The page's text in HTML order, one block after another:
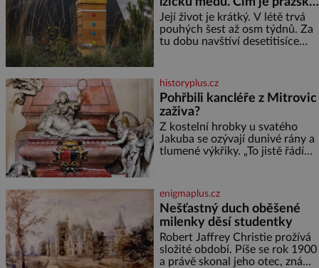
chvíle, co máme vnoučata, mi
dcera čím dál častěji volá o
pomoc, co se hlídání týče. Dalo
by se
med ze střech tak ceněný?
Její život je krátký. V létě trvá
pouhých šest až osm týdnů. Za
tu dobu navštíví desetitisíce
medu – zhruba jednu čajovou
lžičku. Sama o sobě se může
zdát bezvýznamná. Teprve když
se spojí s dalšími desítkami tisíc
příslušnic svého včelstva,
vznikne jeden z
nejdokonalejších organismů
historyplus.cz
Pohřbili kancléře z Mitrovic
zaživa?
Z kostelní hrobky u svatého
Jakuba se ozývají dunivé rány a
tlumené výkřiky. „To jistě řádí
nikdo neodvážil podzemní
hrobku otevřít a její poklop tak
raději jen skrápí svěcenou
vodou. Za několik dní divné
burácení skutečně ustane. Když
o mnoho let později hrobku
enigmaplus.cz
Nešťastný duch oběšené
milenky děsí studentky
Robert Jaffrey Christie prožívá
složité období. Píše se rok 1900
a právě skonal jeho otec, známý